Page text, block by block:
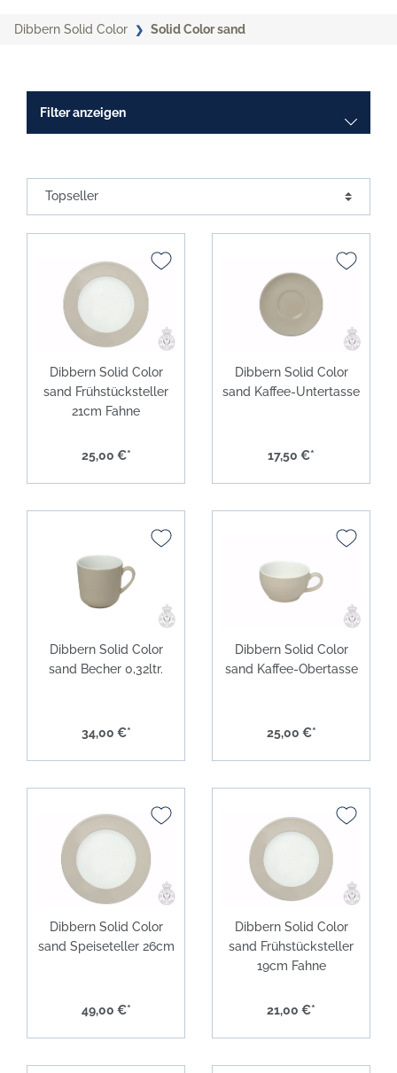
Dibbern Solid Color Solid Color sand
Filter anzeigen
Dibbern Solid Color
sand Frühstücksteller
21cm Fahne
25,00 €*
Dibbern Solid Color
sand Kaffee-Untertasse
17,50 €*
Dibbern Solid Color
sand Becher 0,32ltr.
34,00 €*
Dibbern Solid Color
sand Kaffee-Obertasse
25,00 €*
Dibbern Solid Color
sand Speiseteller 26cm
49,00 €*
Dibbern Solid Color
sand Frühstücksteller
19cm Fahne
21,00 €*